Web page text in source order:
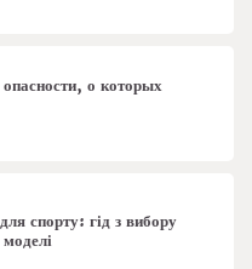
о которых
спорту: гід з вибору
моделі